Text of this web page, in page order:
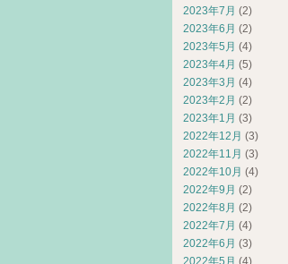
2023年7月 (2)
2023年6月 (2)
2023年5月 (4)
2023年4月 (5)
2023年3月 (4)
2023年2月 (2)
2023年1月 (3)
2022年12月 (3)
2022年11月 (3)
2022年10月 (4)
2022年9月 (2)
2022年8月 (2)
2022年7月 (4)
2022年6月 (3)
2022年5月 (4)